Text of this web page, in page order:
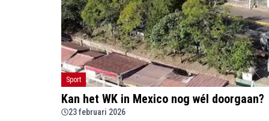
Sport
Kan het WK in Mexico nog wél doorgaan?
23 februari 2026